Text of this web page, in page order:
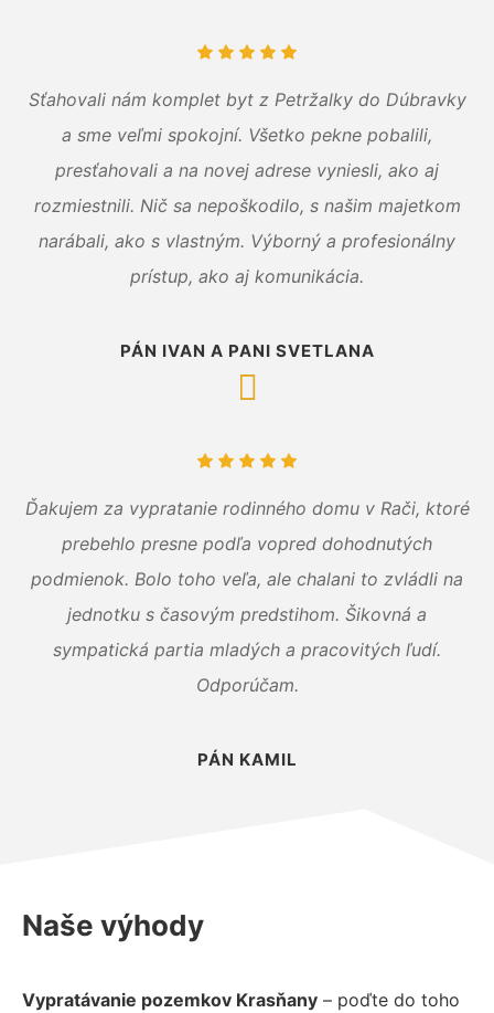
Sťahovali nám komplet byt z Petržalky do Dúbravky
a sme veľmi spokojní. Všetko pekne pobalili,
presťahovali a na novej adrese vyniesli, ako aj
rozmiestnili. Nič sa nepoškodilo, s našim majetkom
narábali, ako s vlastným. Výborný a profesionálny
prístup, ako aj komunikácia.
PÁN IVAN A PANI SVETLANA
Ďakujem za vypratanie rodinného domu v Rači, ktoré
prebehlo presne podľa vopred dohodnutých
podmienok. Bolo toho veľa, ale chalani to zvládli na
jednotku s časovým predstihom. Šikovná a
sympatická partia mladých a pracovitých ľudí.
Odporúčam.
PÁN KAMIL
Naše výhody
Vypratávanie pozemkov Krasňany – poďte do toho